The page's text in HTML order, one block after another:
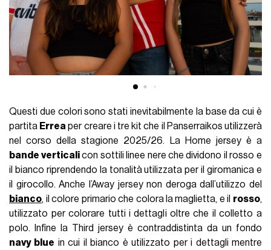
Questi due colori sono stati inevitabilmente la base da cui è
partita Errea per creare i tre kit che il Panserraikos utilizzerà
nel corso della stagione 2025/26. La Home jersey è a
bande verticalicon sottili linee nere che dividono il rosso e
il bianco riprendendo la tonalità utilizzata per il giromanica e
il girocollo. Anche l’Away jersey non deroga dall’utilizzo del
bianco, il colore primario che colora la maglietta, e il rosso,
utilizzato per colorare tutti i dettagli oltre che il colletto a
polo. Infine la Third jersey è contraddistinta da un fondo
navy blue in cui il bianco è utilizzato per i dettagli mentre